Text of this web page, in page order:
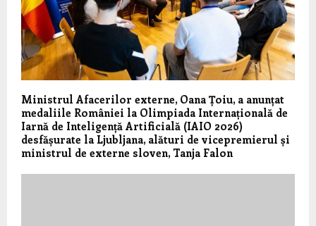
Ministrul Afacerilor externe, Oana Țoiu, a anunțat
medaliile României la Olimpiada Internațională de
Iarnă de Inteligență Artificială (IAIO 2026)
desfășurate la Ljubljana, alături de vicepremierul și
ministrul de externe sloven, Tanja Falon